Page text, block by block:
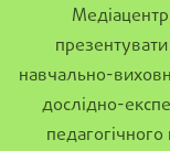
навчально-
дослідно-